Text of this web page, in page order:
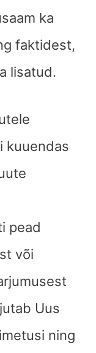
ka
faktidest,
lisatud.
kuuendas
pead
või
Uus
ning